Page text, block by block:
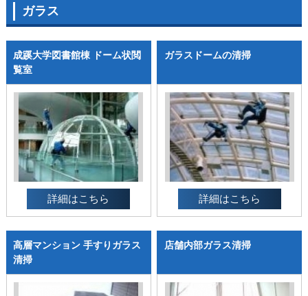
ガラス
成蹊大学図書館棟 ドーム状閲
覧室
詳細はこちら
ガラスドームの清掃
詳細はこちら
高層マンション 手すりガラス
清掃
店舗内部ガラス清掃